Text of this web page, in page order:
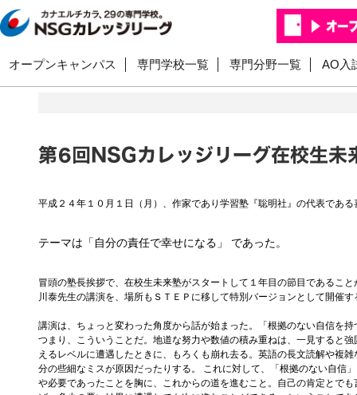
オープンキャンパス 専門学校一覧 専門分野一覧 AO入
平成２４年１０月１日（月）、作家であり学習塾『聡明社』の代表であ
テーマは「自分の責任で幸せになる」 であった。
冒頭の塾長挨拶で、在校生未来塾がスタートして１年目の節目であるこ
川泰先生の講演を、場所もＳＴＥＰに移して特別バージョンとして開催
講演は、ちょっと変わった角度から話が始まった。「根拠のない自信を
つまり、こういうことだ。地道な努力や数値の積み重ねは、一見すると
えるレベルに遭遇したときに、もろくも崩れ去る。英語の長文読解や複
分の些細なミスが原因だったりする。 これに対して、「根拠のない自信
や必要であったことを胸に、これからの道を進むこと。自己の肯定とで